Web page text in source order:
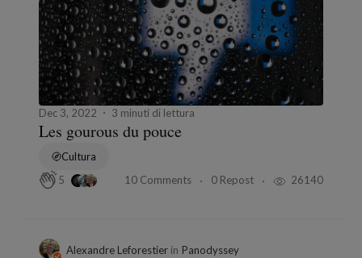
Dec 3, 2022 3 minuti di lettura
Les gourous du pouce
Cultura
5
10 Comments 0 Repost 26140
Alexandre Leforestier in Panodyssey